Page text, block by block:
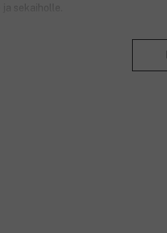
ja sekaiholle.